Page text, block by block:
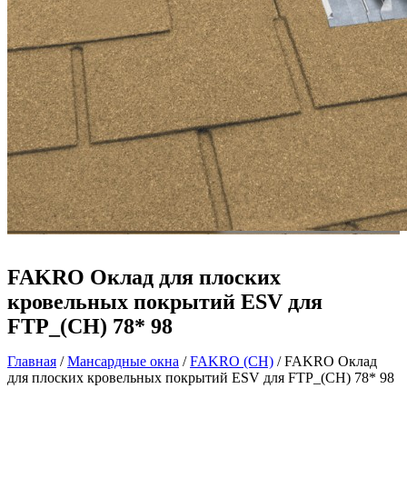
FAKRO Оклад для плоских
кровельных покрытий ESV для
FTP_(CH) 78* 98
Главная /Мансардные окна /FAKRO (CH) / FAKRO Оклад
для плоских кровельных покрытий ESV для FTP_(CH) 78* 98